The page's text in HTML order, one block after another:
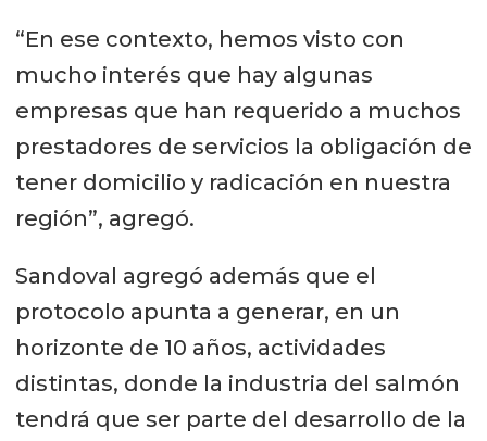
“En ese contexto, hemos visto con
mucho interés que hay algunas
empresas que han requerido a muchos
prestadores de servicios la obligación de
tener domicilio y radicación en nuestra
región”, agregó.
Sandoval agregó además que el
protocolo apunta a generar, en un
horizonte de 10 años, actividades
distintas, donde la industria del salmón
tendrá que ser parte del desarrollo de la